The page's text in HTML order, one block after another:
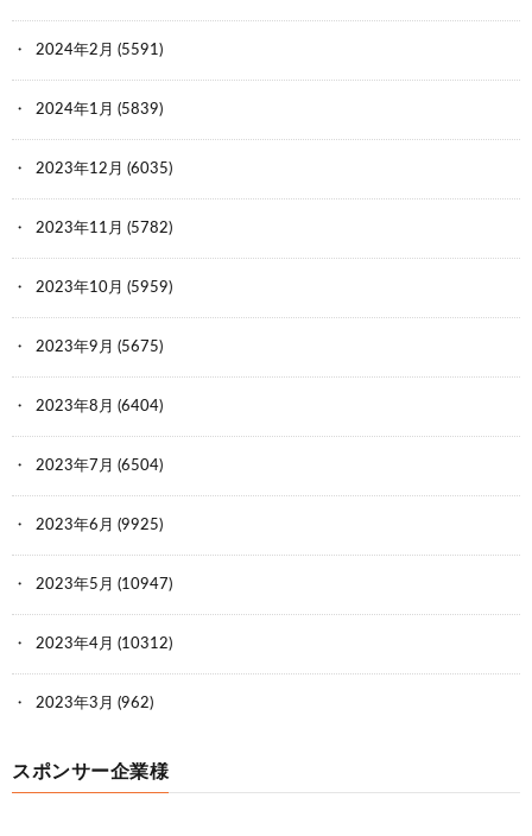
2024年2月 (5591)
2024年1月 (5839)
2023年12月 (6035)
2023年11月 (5782)
2023年10月 (5959)
2023年9月 (5675)
2023年8月 (6404)
2023年7月 (6504)
2023年6月 (9925)
2023年5月 (10947)
2023年4月 (10312)
2023年3月 (962)
スポンサー企業様